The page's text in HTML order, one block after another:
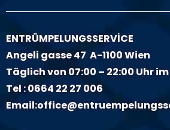
ENTRÜMPELUNGSSERVİCE
Angeli gasse 47 A-1100 Wien
Täglich von 07:00 – 22:00 Uhr
Tel :0664 22 27 006
Email: